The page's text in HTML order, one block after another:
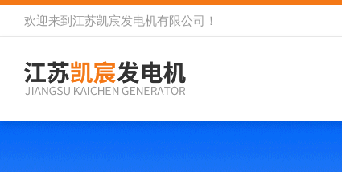
欢迎来到 江苏凯宸发电机有限公司 ！